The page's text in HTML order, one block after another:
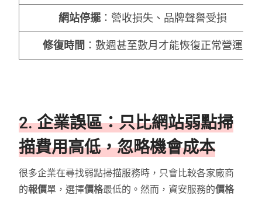
網站停擺 ：營收損失、品牌聲譽受損
修復時間 ：數週甚至數月才能恢復正常營運
2. 企業誤區：只比網站弱點掃
描費用高低，忽略機會成本
很多企業在尋找弱點掃描服務時，只會比較各家廠商
的報價單，選擇價格最低的。然而，資安服務的價格